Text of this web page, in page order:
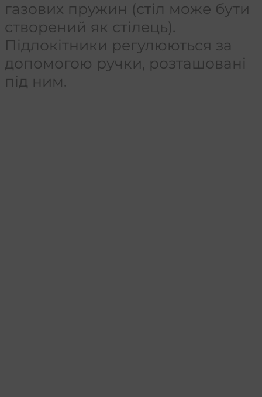
газових пружин (стіл може бути
створений як стілець).
Підлокітники регулюються за
допомогою ручки, розташовані
під ним.